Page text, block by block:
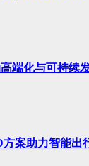
端化与可持续
案助力智能出